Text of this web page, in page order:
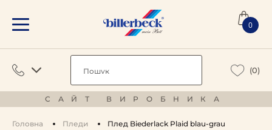
0
(0)
САЙТ ВИРОБНИКА
Головна Пледи Плед Biederlack Plaid blau-grau